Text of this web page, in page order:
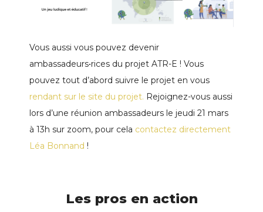
Vous aussi vous pouvez devenir
ambassadeurs•rices du projet ATR-E ! Vous
pouvez tout d’abord suivre le projet en vous
rendant sur le site du projet. Rejoignez-vous aussi
lors d’une réunion ambassadeurs le jeudi 21 mars
à 13h sur zoom, pour cela contactez directement
Léa Bonnand !
Les pros en action